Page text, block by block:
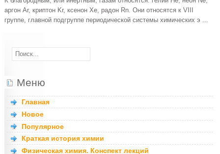
аргон Ar, криптон Kr, ксенон Хе, радон Rn. Они относятся к VIII
группе, главной подгруппе периодической системы химических э ...
Меню
Главная
Новое
Популярное
Краткая история химии
Физическая химия. Конспект лекций